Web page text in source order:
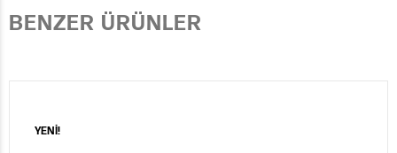
BENZER ÜRÜNLER
YENİ!